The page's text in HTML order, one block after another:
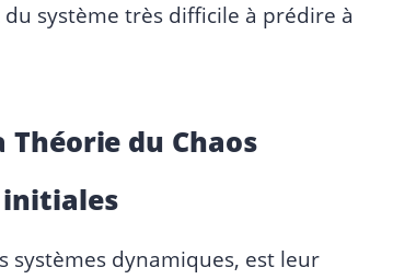
système très difficile à prédire à
du Chaos
initiales
systèmes dynamiques, est leur